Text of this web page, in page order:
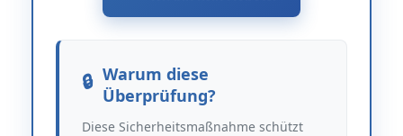
Warum diese
Überprüfung?
Diese Sicherheitsmaßnahme schützt